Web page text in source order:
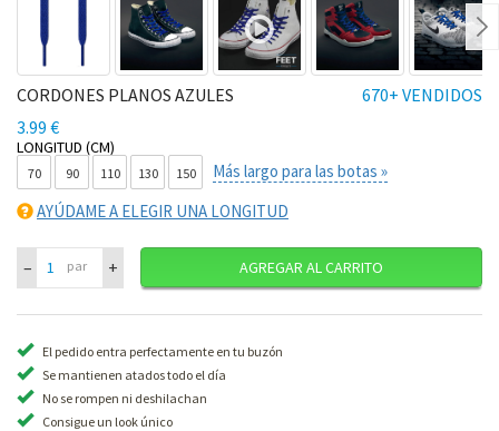
670+ VENDIDOS
CORDONES PLANOS AZULES
3.99 €
LONGITUD (CM)
70 90 110 130 150
Más largo para las botas »
AYÚDAME A ELEGIR UNA LONGITUD
– par + AGREGAR AL CARRITO
El pedido entra perfectamente en tu buzón
Se mantienen atados todo el día
No se rompen ni deshilachan
Consigue un look único